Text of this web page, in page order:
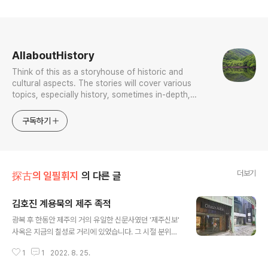
AllaboutHistory
Think of this as a storyhouse of historic and
cultural aspects. The stories will cover various
topics, especially history, sometimes in-depth,
approach will be to resist any common sense or
generalized viewpoint
구독하기
探古의 일필휘지 의 다른 글 더보기
김호진 계용묵의 제주 족적
광복 후 한동안 제주의 거의 유일한 신문사였던 '제주신보'
사옥은 지금의 칠성로 거리에 있었습니다. 그 시절 분위기
사 편집국장 이야기 하나가 전설처럼 전해집니다. 4.3이
1 1 2022. 8. 25.